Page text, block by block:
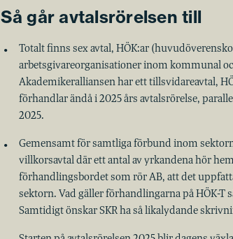
Så går avtalsrörelsen till
Totalt finns sex avtal, HÖK:ar
arbetsgivareorganisationer inom kommunal
Akademikeralliansen har ett tillsvidareavtal,
förhandlar ändå i 2025 års avtalsrörelse,
2025.
Gemensamt för samtliga förbund inom
villkorsavtal där ett antal av yrkandena hör
förhandlingsbordet som rör AB, att det
sektorn. Vad gäller förhandlingarna på HÖK-T
Samtidigt önskar SKR ha så likalydande